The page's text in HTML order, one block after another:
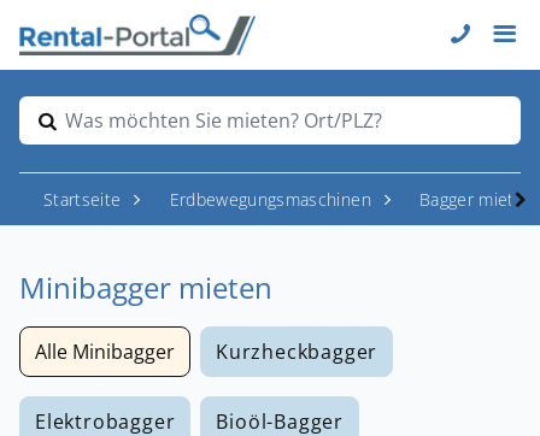
Was möchten Sie mieten? Ort/PLZ?
Startseite Erdbewegungsmaschinen Bagger mieten
Minibagger mieten
Alle Minibagger Kurzheckbagger
Elektrobagger Bioöl-Bagger